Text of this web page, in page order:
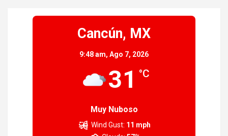
Cancún, MX
9:48 am, Ago 7, 2026
31 °C
Muy Nuboso
Wind Gust: 11 mph